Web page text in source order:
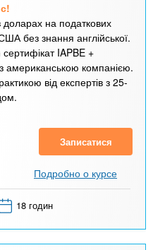
на податкових
без знання англійської.
IAPBE +
американською компанією.
від експертів з 25-
Записатися
Подробно о курсе
18 годин